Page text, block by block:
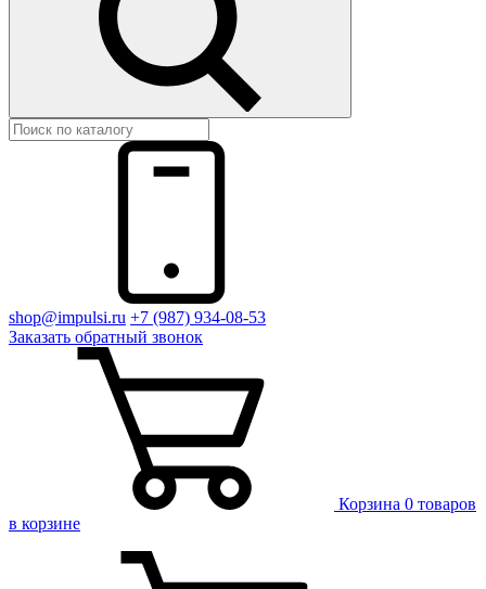
shop@impulsi.ru +7 (987) 934-08-53
Заказать обратный звонок
Корзина 0 товаров
в корзине